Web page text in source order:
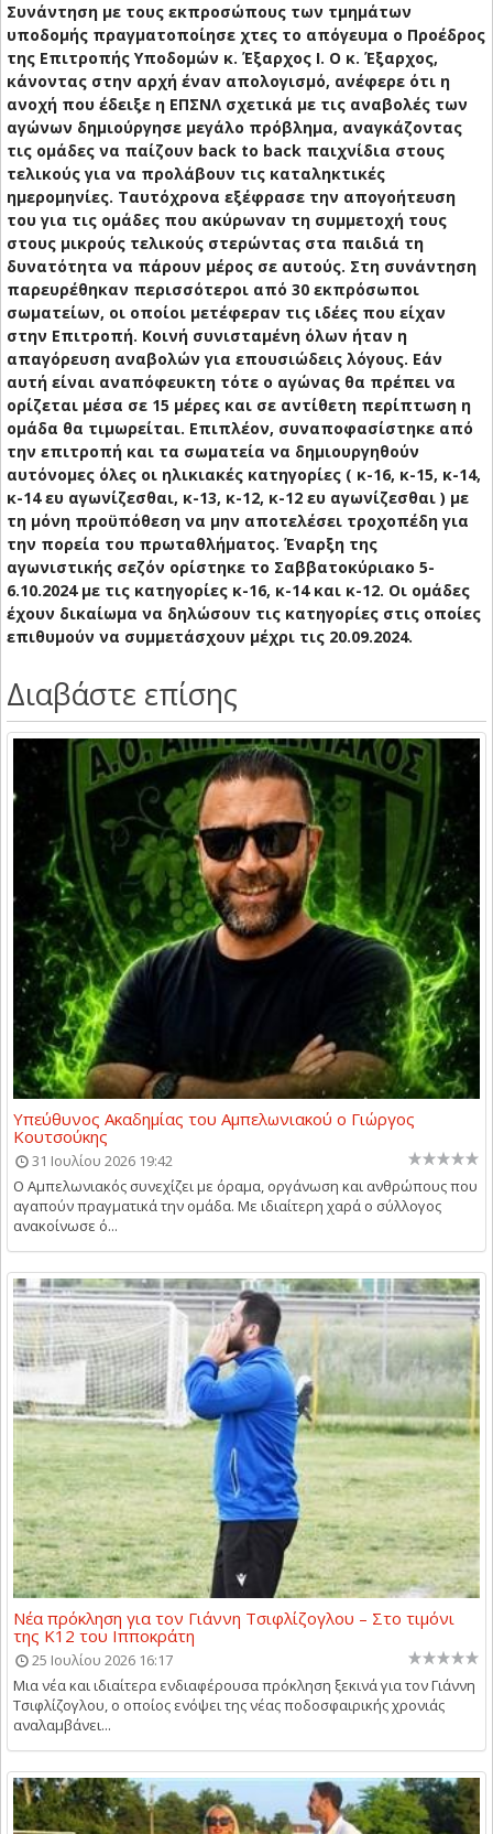
Συνάντηση με τους εκπροσώπους των τμημάτων
υποδομής πραγματοποίησε χτες το απόγευμα ο Προέδρος
της Επιτροπής Υποδομών κ. Έξαρχος Ι. Ο κ. Έξαρχος,
κάνοντας στην αρχή έναν απολογισμό, ανέφερε ότι η
ανοχή που έδειξε η ΕΠΣΝΛ σχετικά με τις αναβολές των
αγώνων δημιούργησε μεγάλο πρόβλημα, αναγκάζοντας
τις ομάδες να παίζουν back to back παιχνίδια στους
τελικούς για να προλάβουν τις καταληκτικές
ημερομηνίες. Ταυτόχρονα εξέφρασε την απογοήτευση
του για τις ομάδες που ακύρωναν τη συμμετοχή τους
στους μικρούς τελικούς στερώντας στα παιδιά τη
δυνατότητα να πάρουν μέρος σε αυτούς. Στη συνάντηση
παρευρέθηκαν περισσότεροι από 30 εκπρόσωποι
σωματείων, οι οποίοι μετέφεραν τις ιδέες που είχαν
στην Επιτροπή. Κοινή συνισταμένη όλων ήταν η
απαγόρευση αναβολών για επουσιώδεις λόγους. Εάν
αυτή είναι αναπόφευκτη τότε ο αγώνας θα πρέπει να
ορίζεται μέσα σε 15 μέρες και σε αντίθετη περίπτωση η
ομάδα θα τιμωρείται. Επιπλέον, συναποφασίστηκε από
την επιτροπή και τα σωματεία να δημιουργηθούν
αυτόνομες όλες οι ηλικιακές κατηγορίες ( κ-16, κ-15, κ-14,
κ-14 ευ αγωνίζεσθαι, κ-13, κ-12, κ-12 ευ αγωνίζεσθαι ) με
τη μόνη προϋπόθεση να μην αποτελέσει τροχοπέδη για
την πορεία του πρωταθλήματος. Έναρξη της
αγωνιστικής σεζόν ορίστηκε το Σαββατοκύριακο 5-
6.10.2024 με τις κατηγορίες κ-16, κ-14 και κ-12. Οι ομάδες
έχουν δικαίωμα να δηλώσουν τις κατηγορίες στις οποίες
επιθυμούν να συμμετάσχουν μέχρι τις 20.09.2024.
Διαβάστε επίσης
Υπεύθυνος Ακαδημίας του Αμπελωνιακού ο Γιώργος
Κουτσούκης
31 Ιουλίου 2026 19:42
Ο Αμπελωνιακός συνεχίζει με όραμα, οργάνωση και ανθρώπους που
αγαπούν πραγματικά την ομάδα. Με ιδιαίτερη χαρά ο σύλλογος
ανακοίνωσε ό...
Νέα πρόκληση για τον Γιάννη Τσιφλίζογλου – Στο τιμόνι
της Κ12 του Ιπποκράτη
25 Ιουλίου 2026 16:17
Μια νέα και ιδιαίτερα ενδιαφέρουσα πρόκληση ξεκινά για τον Γιάννη
Τσιφλίζογλου, ο οποίος ενόψει της νέας ποδοσφαιρικής χρονιάς
αναλαμβάνει...